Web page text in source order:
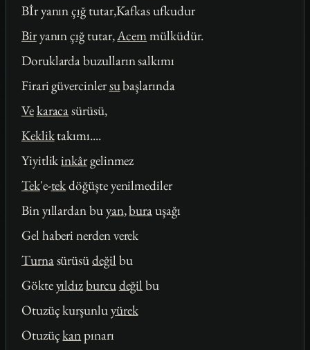
Bİr yanınçığtutar,Kafkas ufkudur
Biryanınçığtutar,Acemmülküdür.
Doruklarda buzulların salkımı
Firari güvercinlersubaşlarında
Vekaracasürüsü,
Kekliktakımı....
Yiyitlikinkârgelinmez
Tek'e-tekdöğüşte yenilmediler
Bin yıllardan buyan,burauşağı
Gel haberi nerden verek
Turnasürüsüdeğil bu
Gökteyıldızburcudeğil bu
Otuzüç kurşunluyürek
Otuzüçkanpınarı